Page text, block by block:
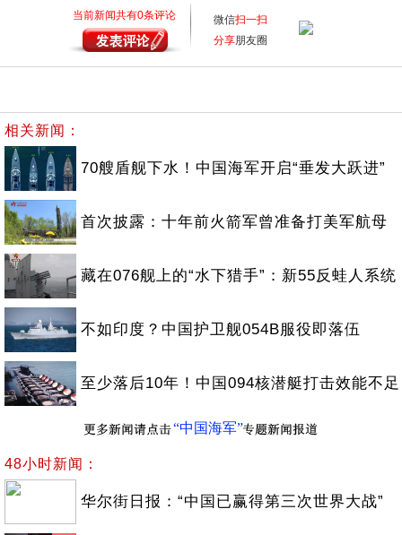
当前新闻共有0条评论 微信扫一扫
分享朋友圈
相关新闻：
70艘盾舰下水！中国海军开启“垂发大跃进”
首次披露：十年前火箭军曾准备打美军航母
藏在076舰上的“水下猎手”：新55反蛙人系统
不如印度？中国护卫舰054B服役即落伍
至少落后10年！中国094核潜艇打击效能不足
“中国海军”
48小时新闻：
华尔街日报：“中国已赢得第三次世界大战”